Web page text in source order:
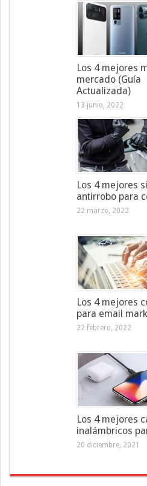
Los 4 mejores
mercado (Guía
Actualizada)
13 junio, 2022
Los 4 mejores
antirrobo para
22 marzo, 2022
Los 4 mejores
para email
22 febrero, 2022
Los 4 mejores
inalámbricos
20 diciembre, 2021